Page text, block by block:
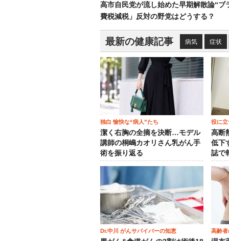
高市自民党が流し始めた早期解散論“ブ
費税減税」反対の野党はどうする？
最新の健康記事 病気 症状
独白 愉快な“病人”たち
潔く右胸の全摘を決断…モデル
講師の桐嶋カオリさん乳がん手
術を振り返る
役に
高断
低下
誌で
Dr.中川 がんサバイバーの知恵 高齢